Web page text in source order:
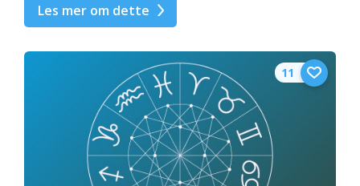
Les mer om dette
11